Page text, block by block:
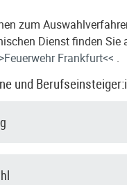
zum
Dienst finden Sie
Frankfurt<< .
und